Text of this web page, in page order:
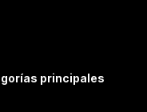
principales